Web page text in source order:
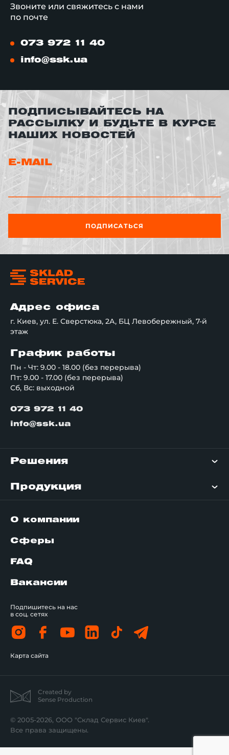
Звоните или свяжитесь с нами
по почте
073 972 11 40
info@ssk.ua
ПОДПИСЫВАЙТЕСЬ НА
РАССЫЛКУ И БУДЬТЕ В КУРСЕ
НАШИХ НОВОСТЕЙ
E-MAIL
ПОДПИСАТЬСЯ
Адрес офиса
г. Киев, ул. Е. Сверстюка, 2А, БЦ Левобережный, 7-й
этаж
График работы
Пн - Чт: 9.00 - 18.00 (без перерыва)
Пт: 9.00 - 17.00 (без перерыва)
Сб, Вс: выходной
073 972 11 40
info@ssk.ua
Решения
Продукция
О компании
Сферы
FAQ
Вакансии
Подпишитесь на нас
в соц. сетях
Карта сайта
Created by
Sense Production
© 2005-2026, ООО "Склад Сервис Киев".
Все права защищены.